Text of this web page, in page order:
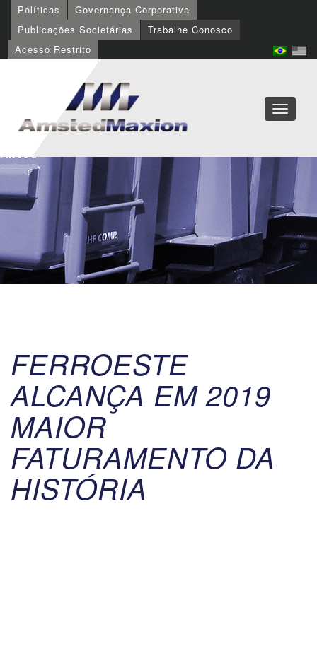
Políticas
Governança Corporativa
Publicações Societárias
Trabalhe Conosco
Acesso Restrito
FERROESTE
ALCANÇA EM 2019
MAIOR
FATURAMENTO DA
HISTÓRIA